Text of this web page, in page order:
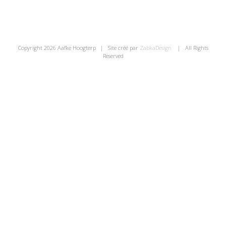
Copyright 2026 Aafke Hoogterp | Site créé par ZabkaDesign
| All Rights
Reserved